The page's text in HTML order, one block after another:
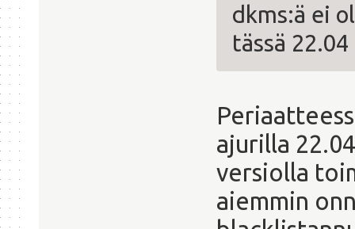
dkms:ä ei
tässä
ajurilla
versiolla
aiemmin